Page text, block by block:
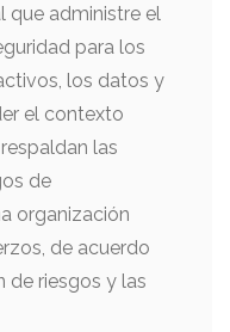
que administre el
para los
los datos y
el contexto
las
de
organización
de acuerdo
de riesgos y las